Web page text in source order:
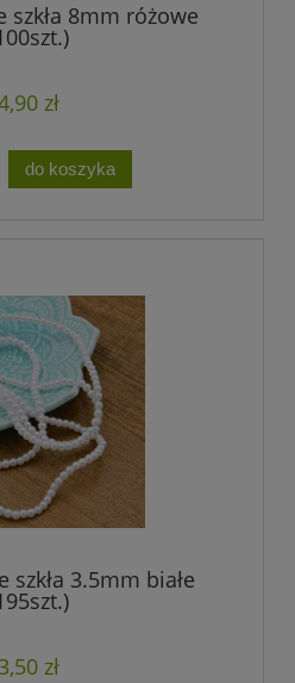
szkła 8mm różowe
zł
do koszyka
szkła 3.5mm białe
3,50 zł